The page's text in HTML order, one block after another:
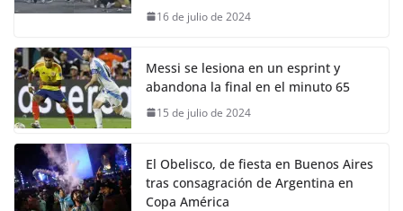
16 de julio de 2024
Messi se lesiona en un esprint y
abandona la final en el minuto 65
15 de julio de 2024
El Obelisco, de fiesta en Buenos Aires
tras consagración de Argentina en
Copa América